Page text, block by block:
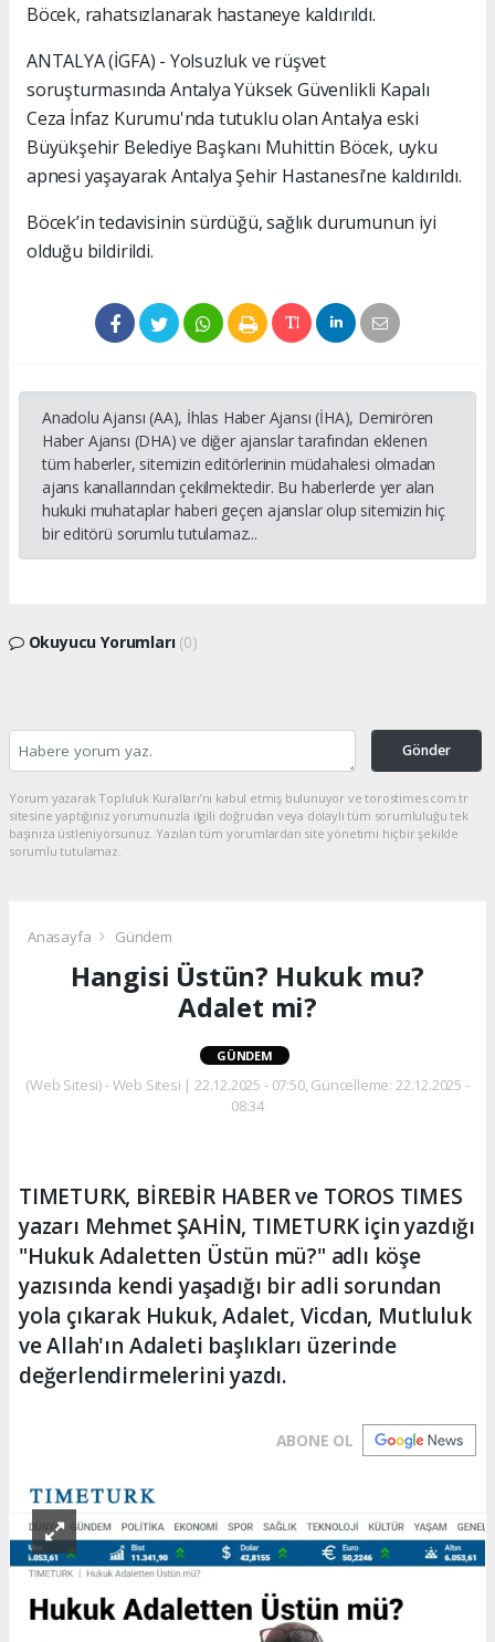
Böcek, rahatsızlanarak hastaneye kaldırıldı.
ANTALYA (İGFA) - Yolsuzluk ve rüşvet
soruşturmasında Antalya Yüksek Güvenlikli Kapalı
Ceza İnfaz Kurumu'nda tutuklu olan Antalya eski
Büyükşehir Belediye Başkanı Muhittin Böcek, uyku
apnesi yaşayarak Antalya Şehir Hastanesi’ne kaldırıldı.
Böcek’in tedavisinin sürdüğü, sağlık durumunun iyi
olduğu bildirildi.
Anadolu Ajansı (AA), İhlas Haber Ajansı (İHA), Demirören
Haber Ajansı (DHA) ve diğer ajanslar tarafından eklenen
tüm haberler, sitemizin editörlerinin müdahalesi olmadan
ajans kanallarından çekilmektedir. Bu haberlerde yer alan
hukuki muhataplar haberi geçen ajanslar olup sitemizin hiç
bir editörü sorumlu tutulamaz...
Okuyucu Yorumları (0)
Gönder
Yorum yazarak Topluluk Kuralları’nı kabul etmiş bulunuyor ve torostimes.com.tr
sitesine yaptığınız yorumunuzla ilgili doğrudan veya dolaylı tüm sorumluluğu tek
başınıza üstleniyorsunuz. Yazılan tüm yorumlardan site yönetimi hiçbir şekilde
sorumlu tutulamaz.
Anasayfa Gündem
Hangisi Üstün? Hukuk mu?
Adalet mi?
GÜNDEM
(Web Sitesi) - Web Sitesi | 22.12.2025 - 07:50, Güncelleme: 22.12.2025 -
08:34
TIMETURK, BİREBİR HABER ve TOROS TIMES
yazarı Mehmet ŞAHİN, TIMETURK için yazdığı
"Hukuk Adaletten Üstün mü?" adlı köşe
yazısında kendi yaşadığı bir adli sorundan
yola çıkarak Hukuk, Adalet, Vicdan, Mutluluk
ve Allah'ın Adaleti başlıkları üzerinde
değerlendirmelerini yazdı.
ABONE OL